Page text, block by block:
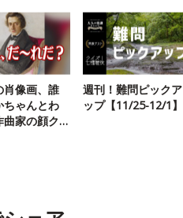
肖像画、誰
ちゃんとわ
家の顔ク
週刊！難問ピックア
ップ【11/25-12/1】